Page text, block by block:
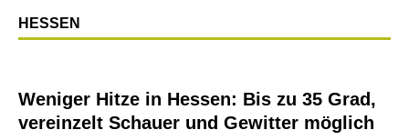
HESSEN
Weniger Hitze in Hessen: Bis zu 35 Grad,
vereinzelt Schauer und Gewitter möglich